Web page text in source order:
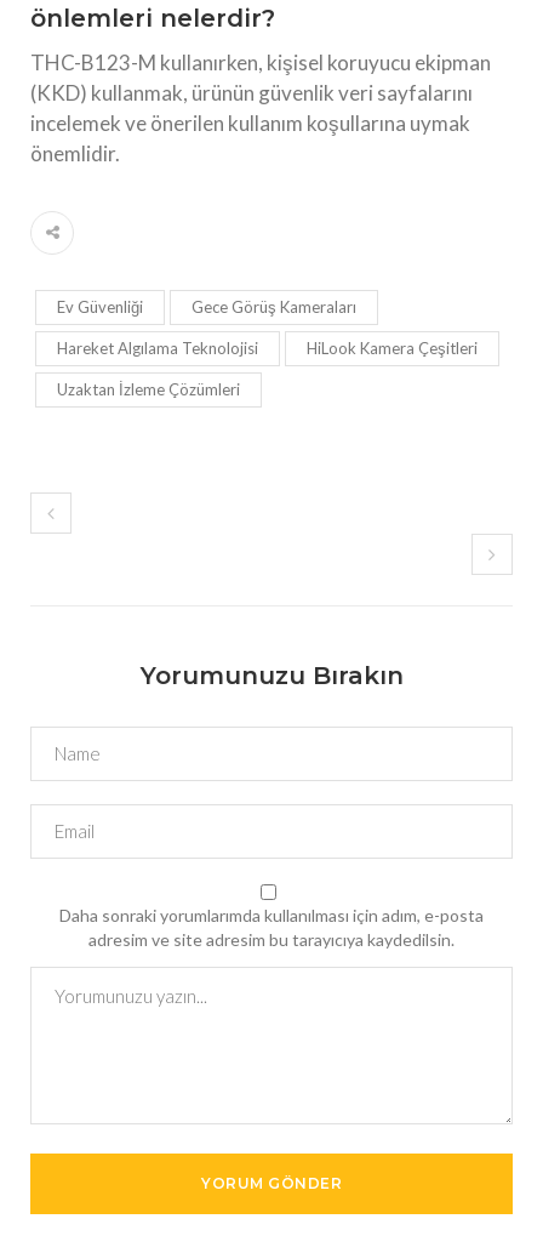
önlemleri nelerdir?
THC-B123-M kullanırken, kişisel koruyucu ekipman
(KKD) kullanmak, ürünün güvenlik veri sayfalarını
incelemek ve önerilen kullanım koşullarına uymak
önemlidir.
Ev Güvenliği Gece Görüş Kameraları
Hareket Algılama Teknolojisi HiLook Kamera Çeşitleri
Uzaktan İzleme Çözümleri
Yorumunuzu Bırakın
Daha sonraki yorumlarımda kullanılması için adım, e-posta
adresim ve site adresim bu tarayıcıya kaydedilsin.